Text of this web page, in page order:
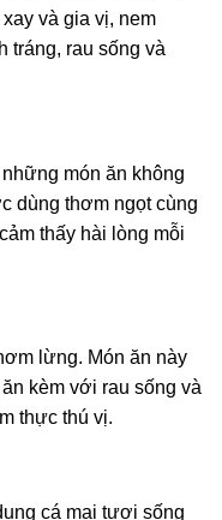
và gia vị, nem
rau sống và
món ăn không
dùng thơm ngọt cùng
thấy hài lòng mỗi
lừng. Món ăn này
kèm với rau sống và
thực thú vị.
cá mai tươi sống